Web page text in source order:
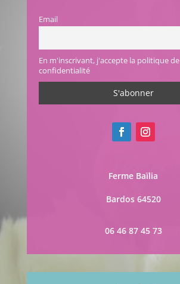
Email
En m'inscrivant, j'accepte la politique de
confidentialité
Ferme Baïlia
Bardos 64520
06 46 87 45 73